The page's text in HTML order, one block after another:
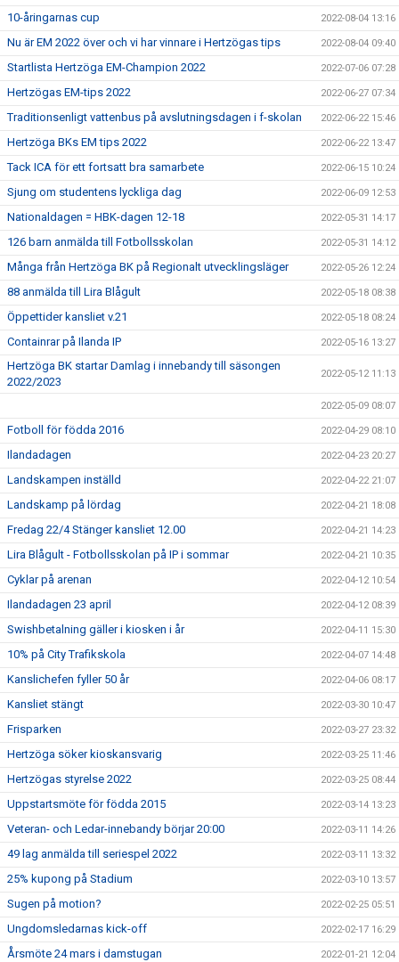
10-åringarnas cup 2022-08-04 13:16
Nu är EM 2022 över och vi har vinnare i Hertzögas tips 2022-08-04 09:40
Startlista Hertzöga EM-Champion 2022 2022-07-06 07:28
Hertzögas EM-tips 2022 2022-06-27 07:34
Traditionsenligt vattenbus på avslutningsdagen i f-skolan 2022-06-22 15:46
Hertzöga BKs EM tips 2022 2022-06-22 13:47
Tack ICA för ett fortsatt bra samarbete 2022-06-15 10:24
Sjung om studentens lyckliga dag 2022-06-09 12:53
Nationaldagen = HBK-dagen 12-18 2022-05-31 14:17
126 barn anmälda till Fotbollsskolan 2022-05-31 14:12
Många från Hertzöga BK på Regionalt utvecklingsläger 2022-05-26 12:24
88 anmälda till Lira Blågult 2022-05-18 08:38
Öppettider kansliet v.21 2022-05-18 08:24
Containrar på Ilanda IP 2022-05-16 13:27
Hertzöga BK startar Damlag i innebandy till säsongen
2022/2023
2022-05-12 11:13
2022-05-09 08:07
Fotboll för födda 2016 2022-04-29 08:10
Ilandadagen 2022-04-23 20:27
Landskampen inställd 2022-04-22 21:07
Landskamp på lördag 2022-04-21 18:08
Fredag 22/4 Stänger kansliet 12.00 2022-04-21 14:23
Lira Blågult - Fotbollsskolan på IP i sommar 2022-04-21 10:35
Cyklar på arenan 2022-04-12 10:54
Ilandadagen 23 april 2022-04-12 08:39
Swishbetalning gäller i kiosken i år 2022-04-11 15:30
10% på City Trafikskola 2022-04-07 14:48
Kanslichefen fyller 50 år 2022-04-06 08:17
Kansliet stängt 2022-03-30 10:47
Frisparken 2022-03-27 23:32
Hertzöga söker kioskansvarig 2022-03-25 11:46
Hertzögas styrelse 2022 2022-03-25 08:44
Uppstartsmöte för födda 2015 2022-03-14 13:23
Veteran- och Ledar-innebandy börjar 20:00 2022-03-11 14:26
49 lag anmälda till seriespel 2022 2022-03-11 13:32
25% kupong på Stadium 2022-03-10 13:57
Sugen på motion? 2022-02-25 05:51
Ungdomsledarnas kick-off 2022-02-17 16:29
Årsmöte 24 mars i damstugan 2022-01-21 12:04